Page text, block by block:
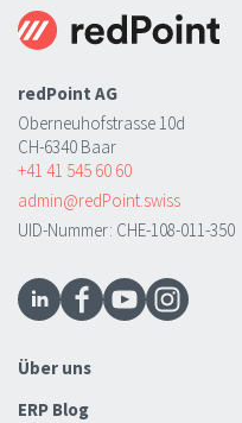
redPoint AG
Oberneuhofstrasse 10d
CH-6340 Baar
+41 41 545 60 60
admin@redPoint.swiss
UID-Nummer: CHE-108-011-350
Über uns
ERP Blog